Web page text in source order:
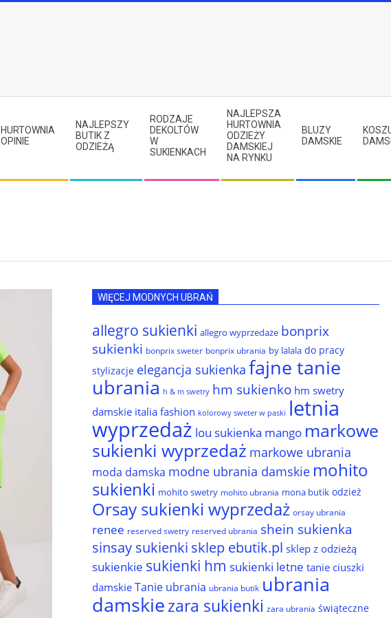
HURTOWNIA
OPINIE
NAJLEPSZY
BUTIK Z
ODZIEŻĄ
RODZAJE
DEKOLTÓW
W
SUKIENKACH
NAJLEPSZA
HURTOWNIA
ODZIEŻY
DAMSKIEJ
NA RYNKU
BLUZY
DAMSKIE
WIĘCEJ MODNYCH UBRAŃ
allegro sukienki allegro wyprzedaże bonprix
sukienki bonprix sweter bonprix ubrania by lalala do pracy
stylizacje elegancja sukienka fajne tanie
ubrania h & m swetry hm sukienko hm swetry
damskie italia fashion kolorowy sweter w paski letnia
wyprzedaż lou sukienka mango markowe
sukienki wyprzedaż markowe ubrania
moda damska modne ubrania damskie mohito
sukienki mohito swetry mohito ubrania mona butik odzież
Orsay sukienki wyprzedaż orsay ubrania
renee reserved swetry reserved ubrania shein sukienka
sinsay sukienki sklep ebutik.pl sklep z odzieżą
sukienkie sukienki hm sukienki letne tanie ciuszki
damskie Tanie ubrania ubrania butik ubrania
damskiezara sukienki zara ubrania świąteczne